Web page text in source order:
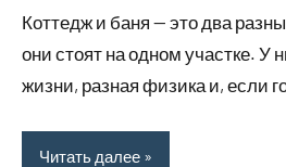
Коттедж и баня — это два
они стоят на одном участке. У
жизни, разная физика и, если
Читать далее